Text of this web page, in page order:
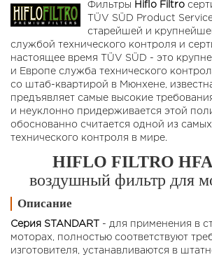
Фильтры Hiflo Filtro
TÜV SÜD Product
старейшей и
службой технического контроля и
настоящее время TÜV SÜD - это
и Европе служба технического
со штаб-квартирой в Мюнхене,
предъявляет самые высокие
и неуклонно придерживается этой
обоснованно считается одной из
технического контроля в мире.
HIFLO FILTRO
воздушный фильтр для
Описание
Серия STANDART
- для применения в
моторах, полностью соответствуют
изготовителя, устанавливаются в